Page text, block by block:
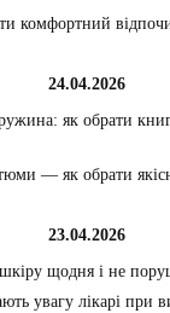
комфортний
24.04.2026
як обрати
— як обрати
23.04.2026
щодня і не
увагу лікарі при